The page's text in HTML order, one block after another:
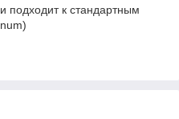
подходит к стандартным